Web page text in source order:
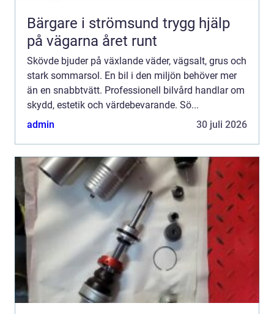
Bärgare i strömsund trygg hjälp
på vägarna året runt
Skövde bjuder på växlande väder, vägsalt, grus och
stark sommarsol. En bil i den miljön behöver mer
än en snabbtvätt. Professionell bilvård handlar om
skydd, estetik och värdebevarande. Sö...
admin
30 juli 2026